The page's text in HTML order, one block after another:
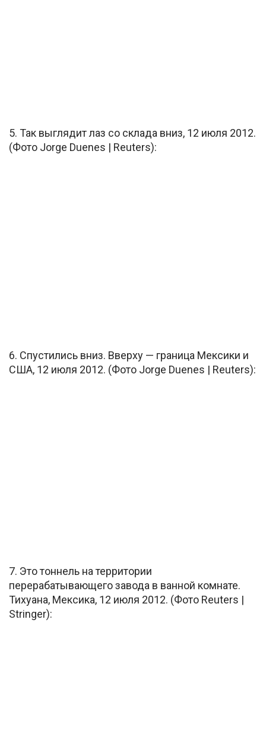
5. Так выглядит лаз со склада вниз, 12 июля 2012.
(Фото Jorge Duenes | Reuters):
6. Спустились вниз. Вверху — граница Мексики и
США, 12 июля 2012. (Фото Jorge Duenes | Reuters):
7. Это тоннель на территории
перерабатывающего завода в ванной комнате.
Тихуана, Мексика, 12 июля 2012. (Фото Reuters |
Stringer):